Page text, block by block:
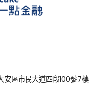
安區市民大道四段100號7樓